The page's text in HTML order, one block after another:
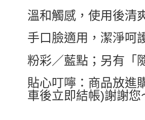
溫和觸感，使用後清
手口臉適用，潔淨呵
粉彩／藍點；另有「
貼心叮嚀：商品放進
車後立即結帳)謝謝您